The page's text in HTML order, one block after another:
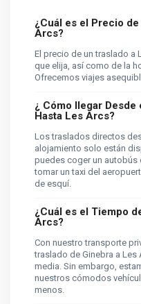
¿Cuál es el Precio
Arcs?
El precio de un traslado a
que elija, así como de la
Ofrecemos viajes
¿ Cómo llegar
Hasta Les Arcs?
Los traslados directos
alojamiento solo están
puedes coger un autobús
tomar un taxi del
de esquí.
¿Cuál es el Tiempo
Arcs?
Con nuestro transporte
traslado de Ginebra a
media. Sin embargo,
nuestros cómodos
menos.